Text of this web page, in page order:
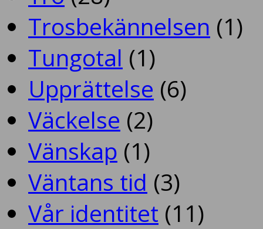
Trosbekännelsen (1)
Tungotal (1)
Upprättelse (6)
Väckelse (2)
Vänskap (1)
Väntans tid (3)
Vår identitet (11)